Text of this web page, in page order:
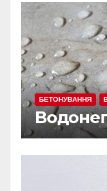
БЕТОНУВАННЯ